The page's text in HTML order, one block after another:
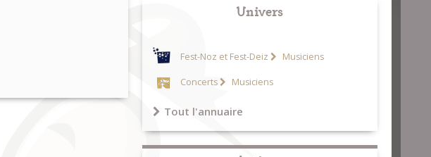
Univers
Fest-Noz et Fest-Deiz Musiciens
Concerts Musiciens
Tout l'annuaire